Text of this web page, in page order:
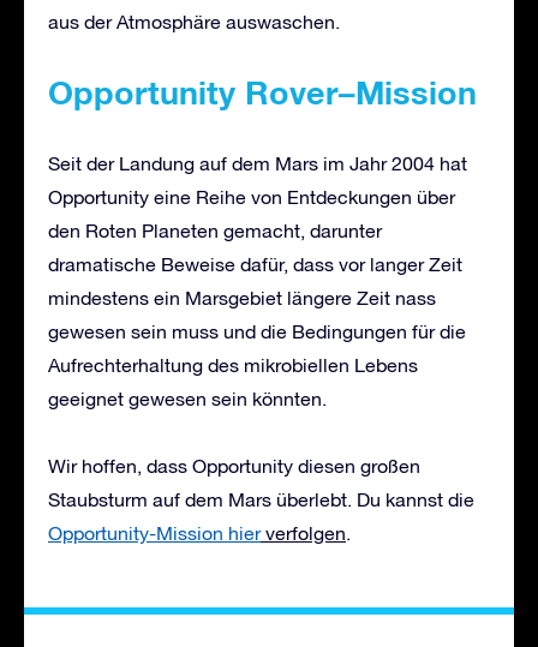
aus der Atmosphäre auswaschen.
Opportunity Rover–Mission
Seit der Landung auf dem Mars im Jahr 2004 hat
Opportunity eine Reihe von Entdeckungen über
den Roten Planeten gemacht, darunter
dramatische Beweise dafür, dass vor langer Zeit
mindestens ein Marsgebiet längere Zeit nass
gewesen sein muss und die Bedingungen für die
Aufrechterhaltung des mikrobiellen Lebens
geeignet gewesen sein könnten.
Wir hoffen, dass Opportunity diesen großen
Staubsturm auf dem Mars überlebt. Du kannst die
Opportunity-Mission hierverfolgen.